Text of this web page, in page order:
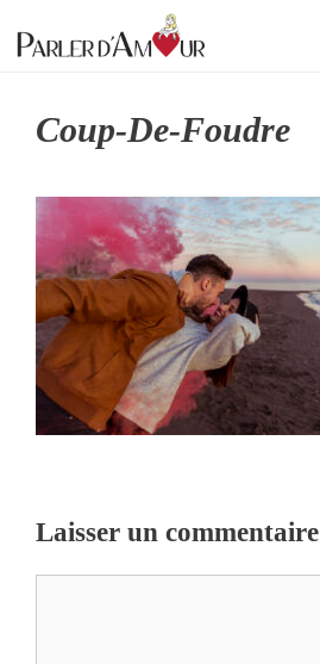
au
Coup-De-Foudre
Laisser un commentaire